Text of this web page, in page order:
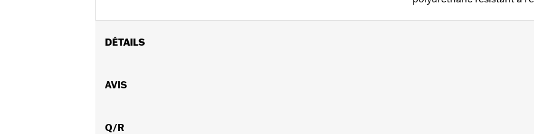
DÉTAILS
FLHTCUTGSE à partir de 2014. Recommandée pour tout modèle avec bagage Tour-Pak®.
Vendu à l'unité:
AVIS
Q/R